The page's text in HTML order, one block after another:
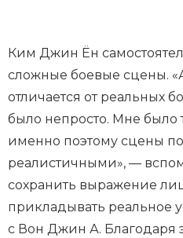
Ким Джин Ён
сложные боевые сцены.
отличается от реальных
было непросто. Мне было
именно поэтому сцены
реалистичными», —
сохранить выражение
прикладывать реальное
с Вон Джин А. Благодаря